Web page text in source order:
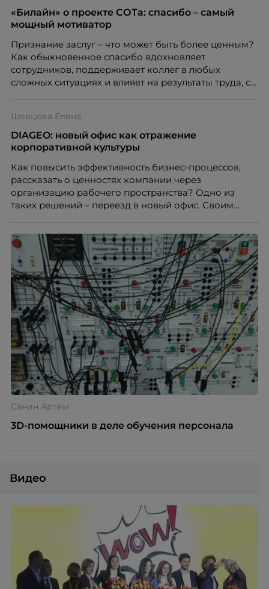
makelove.
«Билайн» о проекте СОТа: спасибо – самый
мощный мотиватор
Признание заслуг – что может быть более ценным?
Как обыкновенное спасибо вдохновляет
сотрудников, поддерживает коллег в любых
сложных ситуациях и влияет на результаты труда, с
удивил в итоге, с порталом HR-tv.ru поделилась
директор по корпоративной культуре и внутренним
коммуникациям Татьяна Корнева.
Шевцова Елена
DIAGEO: новый офис как отражение
корпоративной культуры
Как повысить эффективность бизнес-процессов,
рассказать о ценностях компании через
организацию рабочего пространства? Одно из
таких решений – переезд в новый офис. Своим
какую реакцию коллег оно вызвало и на что проект
повлиял в итоге, порталу HR-tv.ru рассказала
административный менеджер DIAGEO Елена
Шевцова.
Санин Артем
3D-помощники в деле обучения персонала
Видео